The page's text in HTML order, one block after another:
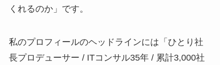
くれるのか」です。
私のプロフィールのヘッドラインには「ひとり社
長プロデューサー / ITコンサル35年 / 累計3,000社